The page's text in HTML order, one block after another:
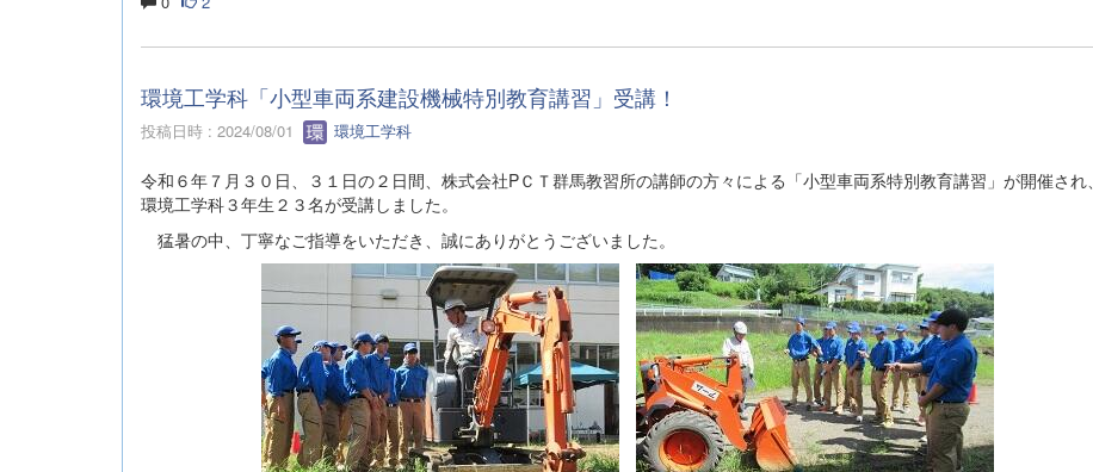
環境工学科「小型車両系建設機械特別教育講習」受講！
投稿日時 : 2024/08/01 環境工学科
令和６年７月３０日、３１日の２日間、株式会社PＣＴ群馬教習所の講師の方々による「小型車両系特別教育講習」が開催され、
環境工学科３年生２３名が受講しました。
猛暑の中、丁寧なご指導をいただき、誠にありがとうございました。